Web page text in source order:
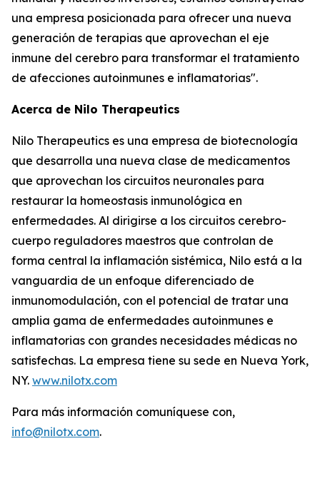
una empresa posicionada para ofrecer una nueva
generación de terapias que aprovechan el eje
inmune del cerebro para transformar el tratamiento
de afecciones autoinmunes e inflamatorias".
Acerca de Nilo Therapeutics
Nilo Therapeutics es una empresa de biotecnología
que desarrolla una nueva clase de medicamentos
que aprovechan los circuitos neuronales para
restaurar la homeostasis inmunológica en
enfermedades. Al dirigirse a los circuitos cerebro-
cuerpo reguladores maestros que controlan de
forma central la inflamación sistémica, Nilo está a la
vanguardia de un enfoque diferenciado de
inmunomodulación, con el potencial de tratar una
amplia gama de enfermedades autoinmunes e
inflamatorias con grandes necesidades médicas no
satisfechas. La empresa tiene su sede en Nueva York,
NY. www.nilotx.com
Para más información comuníquese con,
info@nilotx.com.